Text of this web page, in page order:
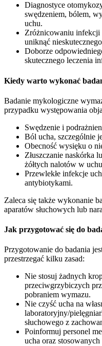
Diagnostyce
swędzeniem, bólem,
uchu.
Zróżnicowaniu infekcji
uniknąć
Doborze
skutecznego leczenia
Kiedy warto wykonać
Badanie mykologiczne
przypadku występowania
Swędzenie i
Ból ucha, szczególnie
Obecność wysięku o
Złuszczanie naskórka
żółtych nalotów w
Przewlekłe infekcje
antybiotykami.
Zaleca się także wykonanie
aparatów słuchowych lub
Jak przygotować się do
Przygotowanie do badania
przestrzegać kilku zasad:
Nie stosuj żadnych
przeciwgrzybiczych
pobraniem wymazu.
Nie czyść ucha na
laboratoryjny/
słuchowego z
Poinformuj personel
ucha oraz stosowanych